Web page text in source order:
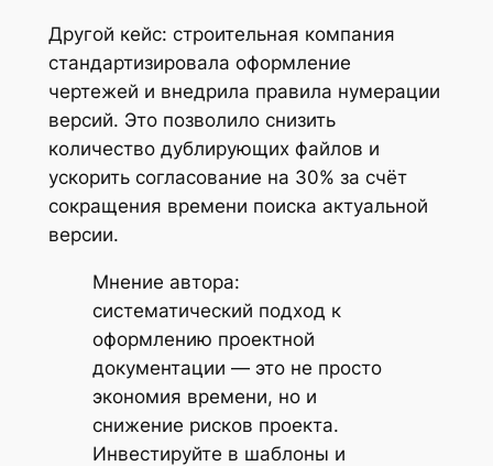
Другой кейс: строительная компания
стандартизировала оформление
чертежей и внедрила правила нумерации
версий. Это позволило снизить
количество дублирующих файлов и
ускорить согласование на 30% за счёт
сокращения времени поиска актуальной
версии.
Мнение автора:
систематический подход к
оформлению проектной
документации — это не просто
экономия времени, но и
снижение рисков проекта.
Инвестируйте в шаблоны и